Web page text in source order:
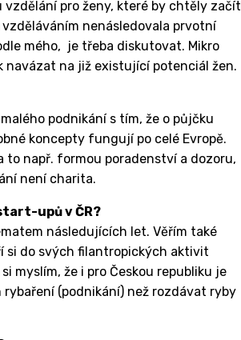
vzdělání pro ženy, které by chtěly začít
nenásledovala prvotní
mého, je třeba diskutovat. Mikro
navázat na již existující potenciál žen.
podnikání s tím, že o půjčku
koncepty fungují po celé Evropě.
to např. formou poradenství a dozoru,
není charita.
upů v ČR?
následujících let. Věřím také
si do svých filantropických aktivit
myslím, že i pro Českou republiku je
(podnikání) než rozdávat ryby